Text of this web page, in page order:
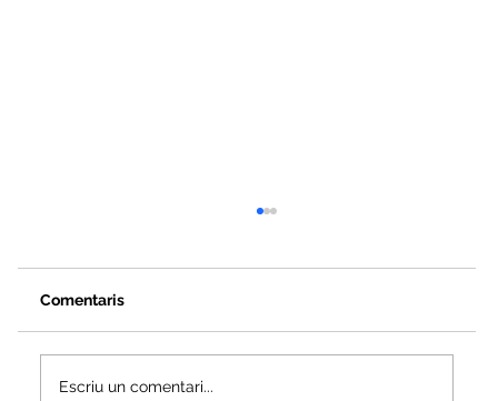
Comentaris
Escriu un comentari...